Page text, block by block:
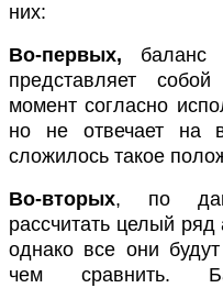
них:
Во-первых, баланс
представляет
момент согласно
но не отвечает на
сложилось такое
Во-вторых, по
рассчитать целый ряд
однако все они
чем сравнить.